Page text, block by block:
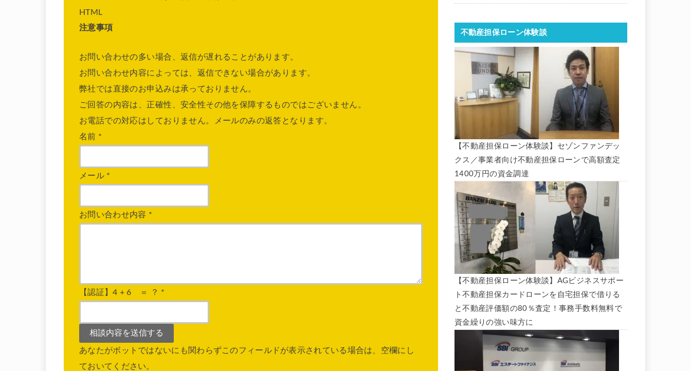
HTML
注意事項
お問い合わせの多い場合、返信が遅れることがあります。
お問い合わせ内容によっては、返信できない場合があります。
弊社では直接のお申込みは承っておりません。
ご回答の内容は、正確性、安全性その他を保障するものではございません。
お電話での対応はしておりません。メールのみの返答となります。
名前 *
メール *
お問い合わせ内容 *
【認証】4 + 6 ＝ ？ *
あなたがボットではないにも関わらずこのフィールドが表示されている場合は、空欄にし
ておいてください。
不動産担保ローン体験談
【不動産担保ローン体験談】セゾンファンデッ
クス／事業者向け不動産担保ローンで高額査定
1400万円の資金調達
【不動産担保ローン体験談】AGビジネスサポー
ト不動産担保カードローンを自宅担保で借りる
と不動産評価額の80％査定！事務手数料無料で
資金繰りの強い味方に